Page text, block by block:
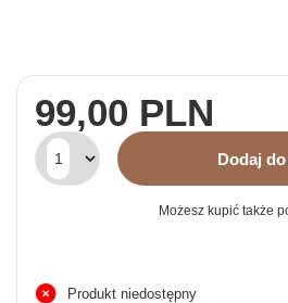
99,00 PLN
Dodaj
Możesz kupić także
Produkt niedostępny